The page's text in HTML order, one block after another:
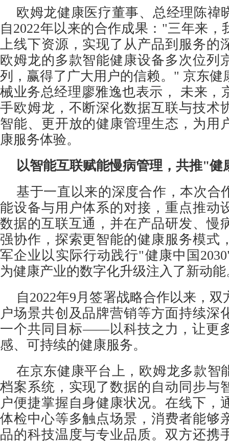
欧姆龙健康医疗董事、总经理陈禕
自2022年以来的合作成果："三年来，
上线下资源，实现了从产品到服务的
欧姆龙的多款智能健康设备多次位列
列，赢得了广大用户的信赖。" 京东健
械业务总经理廖雅逸也表示， 未来，
手欧姆龙，不断深化数据互联与技术
智能、更开放的健康管理生态，为用
康服务体验。
以智能互联赋能慢病管理，共推"健
基于一直以来的深度合作，本次合
能设备与用户体系的对接，重点推动
数据的互联互通，并在产品研发、慢
强协作，探索更智能的健康服务模式
军企业以实际行动践行"健康中国
为健康产业的数字化升级注入了新动能
自2022年9月签署战略合作以来，
户场景共创及品牌营销等方面持续深
一个共同目标——以科技之力，让更
感、可持续的健康服务。
在京东健康平台上，欧姆龙多款智
档案系统，实现了数据的自动同步与
户便捷掌握自身健康状况。在线下，
体检中心等多触点场景，消费者能够
品的科技温度与专业品质。双方还携